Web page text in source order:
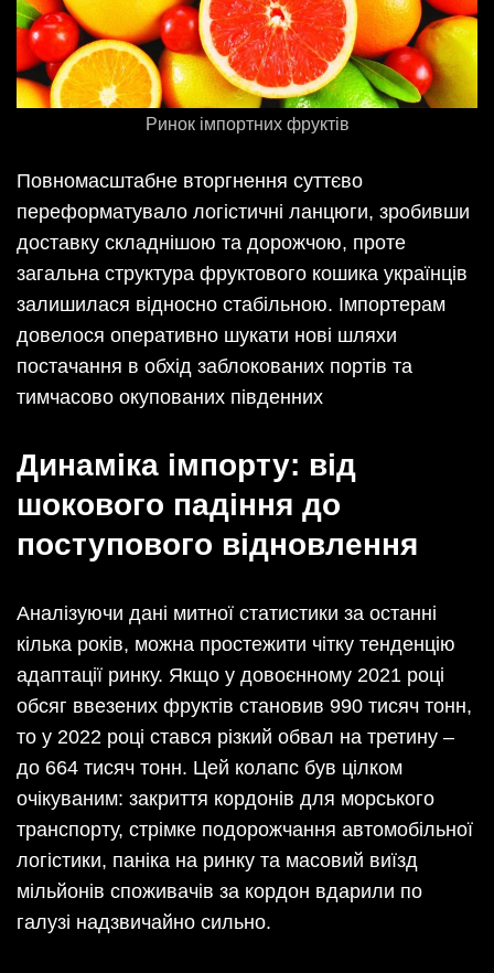
Ринок імпортних фруктів
Повномасштабне вторгнення суттєво
переформатувало логістичні ланцюги, зробивши
доставку складнішою та дорожчою, проте
загальна структура фруктового кошика українців
залишилася відносно стабільною. Імпортерам
довелося оперативно шукати нові шляхи
постачання в обхід заблокованих портів та
тимчасово окупованих південних
Динаміка імпорту: від
шокового падіння до
поступового відновлення
Аналізуючи дані митної статистики за останні
кілька років, можна простежити чітку тенденцію
адаптації ринку. Якщо у довоєнному 2021 році
обсяг ввезених фруктів становив 990 тисяч тонн,
то у 2022 році стався різкий обвал на третину –
до 664 тисяч тонн. Цей колапс був цілком
очікуваним: закриття кордонів для морського
транспорту, стрімке подорожчання автомобільної
логістики, паніка на ринку та масовий виїзд
мільйонів споживачів за кордон вдарили по
галузі надзвичайно сильно.